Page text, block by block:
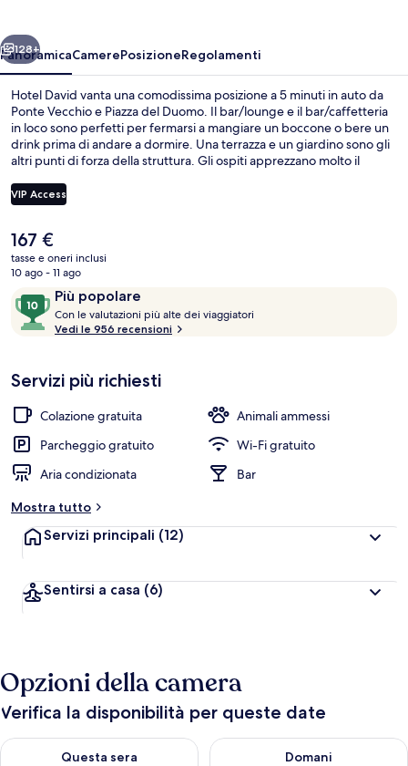
Avanti
128+
PanoramicaCamerePosizioneRegolamenti
Hotel David vanta una comodissima posizione a 5 minuti in auto da
Ponte Vecchio e Piazza del Duomo. Il bar/lounge e il bar/caffetteria
in loco sono perfetti per fermarsi a mangiare un boccone o bere un
drink prima di andare a dormire. Una terrazza e un giardino sono gli
altri punti di forza della struttura. Gli ospiti apprezzano molto il
VIP Access
Il
prezzo
attuale
167 €
167 €
tasse e oneri inclusi
10 ago - 11 ago
RecensioniPiù popolare
10
su
10,
popolare
Con le valutazioni più alte dei viaggiatori
a
z
l
t
e
Vedi le 956 recensioni
Servizi più richiesti
Colazione gratuita
Animali ammessi
Parcheggio gratuito
Wi-Fi gratuito
Aria condizionata
Bar
Mostra tutto
Servizi principali (12)
Sentirsi a casa (6)
Opzioni della camera
Verifica la disponibilità per queste date
Questa sera
Verifica la disponibilità per questa sera, ago 9 - ago 10
Domani
Verifica la disponibilità per